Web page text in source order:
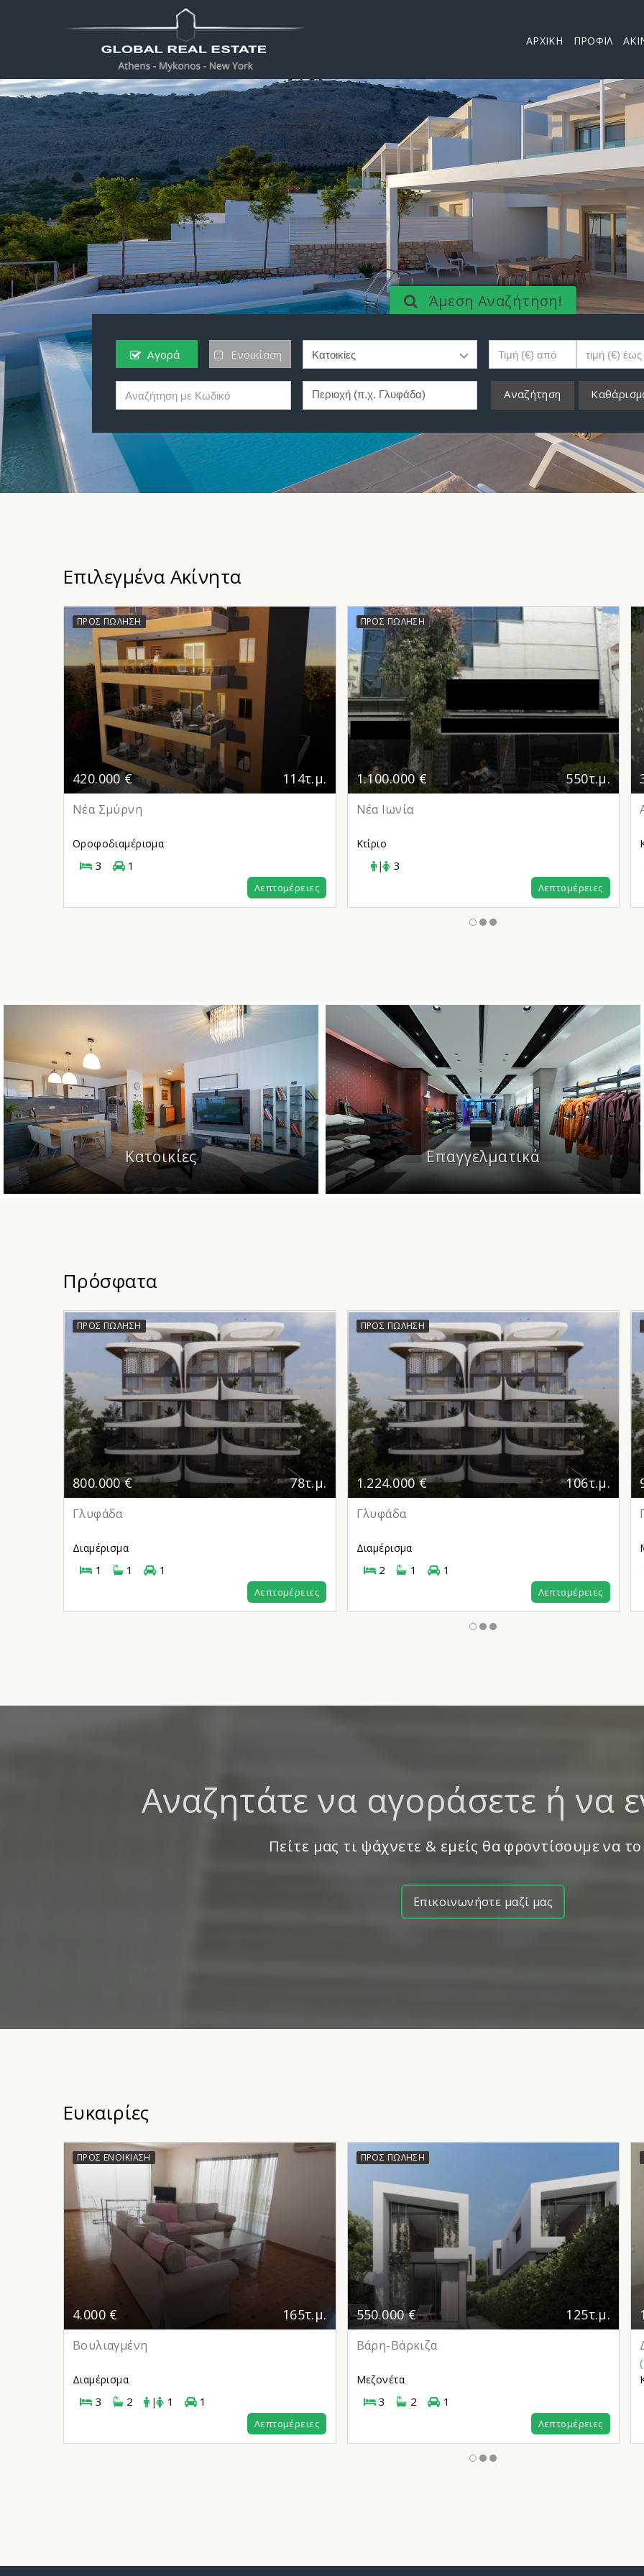
ΑΡΧΙΚΗ ΠΡΟΦΙΛ
Άμεση Αναζήτηση!
Αγορά Ενοικίαση
Αναζήτηση
Επιλεγμένα Ακίνητα
ΠΡΟΣ ΠΏΛΗΣΗ
420.000 € 114τ.μ.
Νέα Σμύρνη
Οροφοδιαμέρισμα
3 1
Λεπτομέρειες
ΠΡΟΣ ΠΏΛΗΣΗ
1.100.000 € 550τ.μ.
Νέα Ιωνία
Κτίριο
| 3
Λεπτομέρειες
Κατοικίες Επαγγελματικά
Πρόσφατα
ΠΡΟΣ ΠΏΛΗΣΗ
800.000 € 78τ.μ.
Γλυφάδα
Διαμέρισμα
1 1 1
Λεπτομέρειες
ΠΡΟΣ ΠΏΛΗΣΗ
1.224.000 € 106τ.μ.
Γλυφάδα
Διαμέρισμα
2 1 1
Λεπτομέρειες
Αναζητάτε να αγοράσετε ή να
Πείτε μας τι ψάχνετε & εμείς θα φροντίσουμε να το
Επικοινωνήστε μαζί μας
Ευκαιρίες
ΠΡΟΣ ΕΝΟΙΚΊΑΣΗ
4.000 € 165τ.μ.
Βουλιαγμένη
Διαμέρισμα
3 2 | 1 1
Λεπτομέρειες
ΠΡΟΣ ΠΏΛΗΣΗ
550.000 € 125τ.μ.
Βάρη-Βάρκιζα
Μεζονέτα
3 2 1
Λεπτομέρειες